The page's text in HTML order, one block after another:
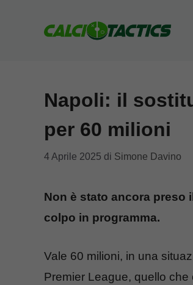
Napoli: il
per 60 milioni
4 Aprile 2025 di Simone Davino
Non è stato ancora preso
colpo in programma.
Vale 60 milioni, in una
Premier League, quello che